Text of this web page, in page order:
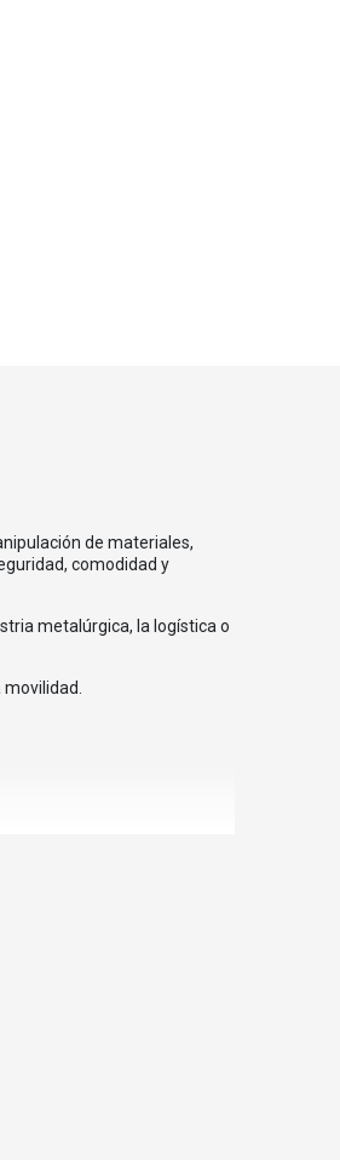
de materiales,
comodidad y
metalúrgica, la logística o